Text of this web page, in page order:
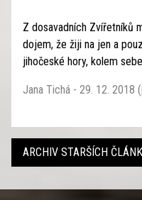
Z dosavadních Zvířetníků
dojem, že žiji na jen a
jihočeské hory, kolem
Jana Tichá - 29. 12. 2018
ARCHIV STARŠÍCH